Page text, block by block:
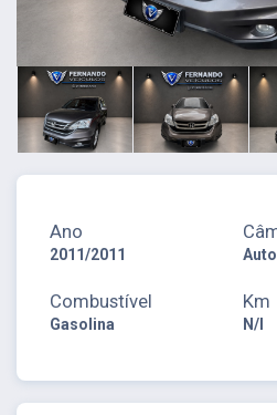
Ano
2011/2011
Combustível
Gasolina
Km
N/I